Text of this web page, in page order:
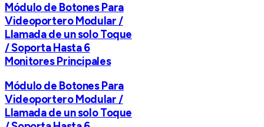
Módulo de Botones Para
Videoportero Modular /
Llamada de un solo Toque
/ Soporta Hasta 6
Monitores Principales
Módulo de Botones Para
Videoportero Modular /
Llamada de un solo Toque